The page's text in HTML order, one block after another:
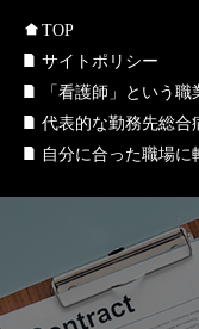
TOP
サイトポリシー
「看護師」という職
代表的な勤務先総合
自分に合った職場に